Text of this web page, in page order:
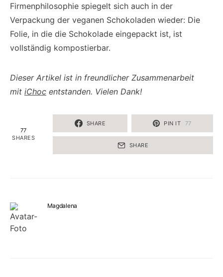
Firmenphilosophie spiegelt sich auch in der
Verpackung der veganen Schokoladen wieder: Die
Folie, in die die Schokolade eingepackt ist, ist
vollständig kompostierbar.
Dieser Artikel ist in freundlicher Zusammenarbeit
mit iChoc entstanden. Vielen Dank!
77
SHARES
SHARE PIN IT 77
SHARE
Magdalena